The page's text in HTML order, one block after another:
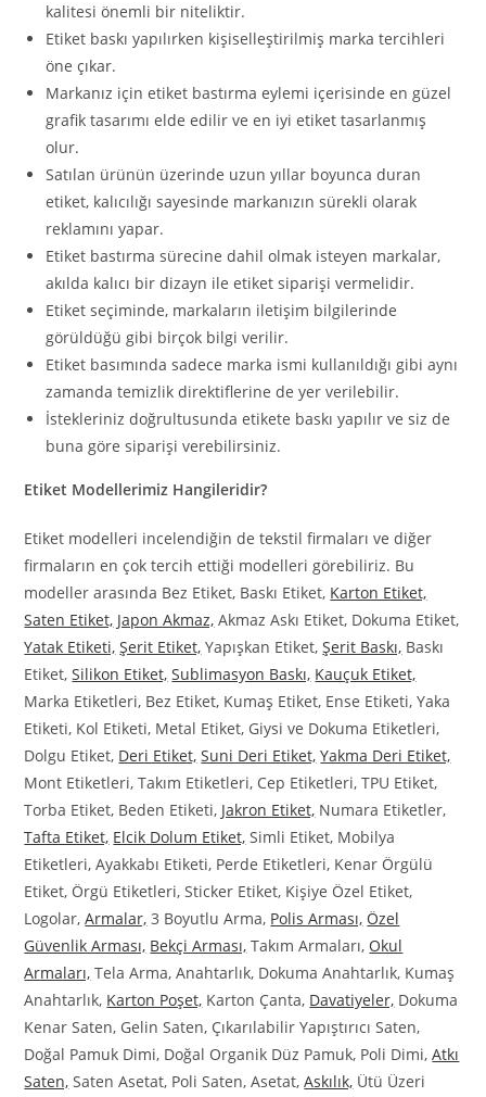
kalitesi önemli bir niteliktir.
Etiket baskı yapılırken kişiselleştirilmiş marka tercihleri
öne çıkar.
Markanız için etiket bastırma eylemi içerisinde en güzel
grafik tasarımı elde edilir ve en iyi etiket tasarlanmış
olur.
Satılan ürünün üzerinde uzun yıllar boyunca duran
etiket, kalıcılığı sayesinde markanızın sürekli olarak
reklamını yapar.
Etiket bastırma sürecine dahil olmak isteyen markalar,
akılda kalıcı bir dizayn ile etiket siparişi vermelidir.
Etiket seçiminde, markaların iletişim bilgilerinde
görüldüğü gibi birçok bilgi verilir.
Etiket basımında sadece marka ismi kullanıldığı gibi aynı
zamanda temizlik direktiflerine de yer verilebilir.
İstekleriniz doğrultusunda etikete baskı yapılır ve siz de
buna göre siparişi verebilirsiniz.
Etiket Modellerimiz Hangileridir?
Etiket modelleri incelendiğin de tekstil firmaları ve diğer
firmaların en çok tercih ettiği modelleri görebiliriz. Bu
modeller arasında Bez Etiket, Baskı Etiket, Karton Etiket,
Saten Etiket, Japon Akmaz, Akmaz Askı Etiket, Dokuma Etiket,
Yatak Etiketi, Şerit Etiket, Yapışkan Etiket,Şerit Baskı, Baskı
Etiket,Silikon Etiket, Sublimasyon Baskı, Kauçuk Etiket,
Marka Etiketleri, Bez Etiket, Kumaş Etiket, Ense Etiketi, Yaka
Etiketi, Kol Etiketi, Metal Etiket, Giysi ve Dokuma Etiketleri,
Dolgu Etiket, Deri Etiket, Suni Deri Etiket, Yakma Deri Etiket,
Mont Etiketleri, Takım Etiketleri, Cep Etiketleri, TPU Etiket,
Torba Etiket, Beden Etiketi, Jakron Etiket, Numara Etiketler,
Tafta Etiket, Elcik Dolum Etiket, Simli Etiket, Mobilya
Etiketleri, Ayakkabı Etiketi, Perde Etiketleri, Kenar Örgülü
Etiket, Örgü Etiketleri, Sticker Etiket, Kişiye Özel Etiket,
Logolar,Armalar, 3 Boyutlu Arma, Polis Arması, Özel
Güvenlik Arması, Bekçi Arması, Takım Armaları, Okul
Armaları, Tela Arma, Anahtarlık, Dokuma Anahtarlık, Kumaş
Anahtarlık, Karton Poşet, Karton Çanta, Davatiyeler, Dokuma
Kenar Saten, Gelin Saten, Çıkarılabilir Yapıştırıcı Saten,
Doğal Pamuk Dimi, Doğal Organik Düz Pamuk, Poli Dimi,Atkı
Saten, Saten Asetat, Poli Saten, Asetat,Askılık, Ütü Üzeri